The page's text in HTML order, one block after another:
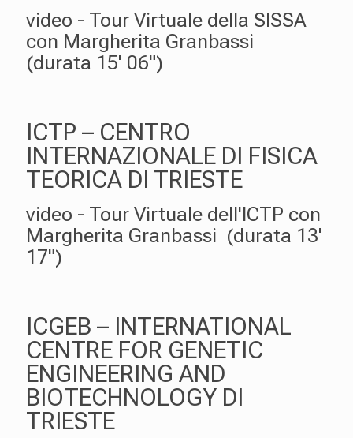
video - Tour Virtuale della SISSA
con Margherita Granbassi
(durata 15' 06")
ICTP – CENTRO
INTERNAZIONALE DI FISICA
TEORICA DI TRIESTE
video - Tour Virtuale dell'ICTP con
Margherita Granbassi (durata 13'
17")
ICGEB – INTERNATIONAL
CENTRE FOR GENETIC
ENGINEERING AND
BIOTECHNOLOGY DI
TRIESTE